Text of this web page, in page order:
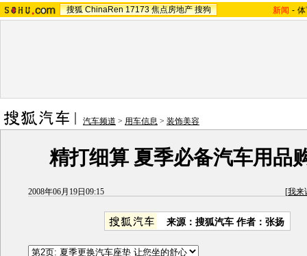
搜狐 ChinaRen 17173 焦点房地产 搜狗 新闻 -
汽车频道 > 用车信息 > 装饰美容
精打细算 夏季必备汽车用品
2008年06月19日09:15 [我来
来源：搜狐汽车 作者：张扬